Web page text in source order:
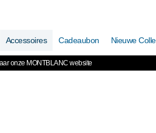
Accessoires Cadeaubon Nieuwe
onze MONTBLANC website